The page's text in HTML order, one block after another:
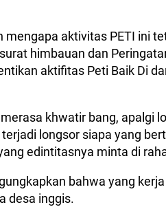
aktivitas PETI ini
himbauan dan
aktifitas Peti Baik Di
khwatir bang, apalgi
longsor siapa yang
edintitasnya minta di
bahwa yang
desa inggis.